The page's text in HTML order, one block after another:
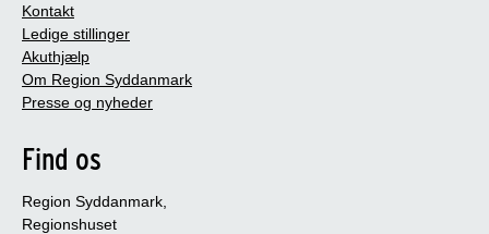
Kontakt
Ledige stillinger
Akuthjælp
Om Region Syddanmark
Presse og nyheder
Find os
Region Syddanmark,
Regionshuset